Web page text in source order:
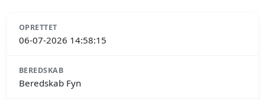
OPRETTET
06-07-2026 14:58:15
BEREDSKAB
Beredskab Fyn